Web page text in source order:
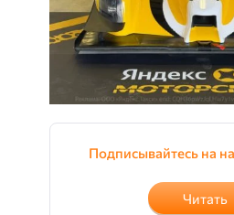
Подписывайтесь на
Читать